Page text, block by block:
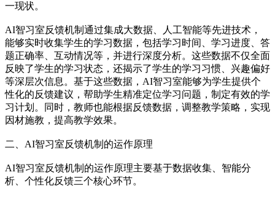
一现状。
AI智习室反馈机制通过集成大数据、人工智能等先进技术，
能够实时收集学生的学习数据，包括学习时间、学习进度、答
题正确率、互动情况等，并进行深度分析。这些数据不仅全面
反映了学生的学习状态，还揭示了学生的学习习惯、兴趣偏好
等深层次信息。基于这些数据，AI智习室能够为学生提供个
性化的反馈建议，帮助学生精准定位学习问题，制定有效的学
习计划。同时，教师也能根据反馈数据，调整教学策略，实现
因材施教，提高教学效果。
二、AI智习室反馈机制的运作原理
AI智习室反馈机制的运作原理主要基于数据收集、智能分
析、个性化反馈三个核心环节。